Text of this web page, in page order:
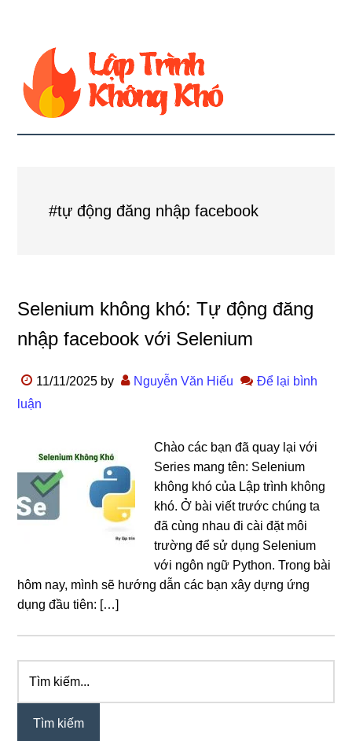
#tự động đăng nhập facebook
Selenium không khó: Tự động đăng
nhập facebook với Selenium
11/11/2025 by Nguyễn Văn Hiếu
Để lại bình
luận
Chào các bạn đã quay lại với
Series mang tên: Selenium
không khó của Lập trình không
khó. Ở bài viết trước chúng ta
đã cùng nhau đi cài đặt môi
trường để sử dụng Selenium
với ngôn ngữ Python. Trong bài
hôm nay, mình sẽ hướng dẫn các bạn xây dựng ứng
dụng đầu tiên: […]
Sidebar
chính
kiếm...